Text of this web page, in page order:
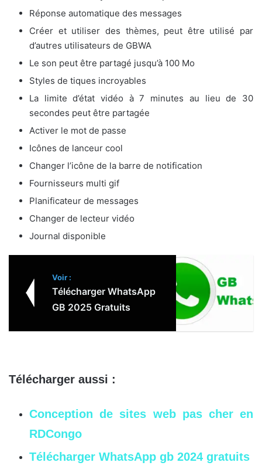
Réponse automatique des messages
Créer et utiliser des thèmes, peut être utilisé par
d’autres utilisateurs de GBWA
Le son peut être partagé jusqu’à 100 Mo
Styles de tiques incroyables
La limite d’état vidéo à 7 minutes au lieu de 30
secondes peut être partagée
Activer le mot de passe
Icônes de lanceur cool
Changer l’icône de la barre de notification
Fournisseurs multi gif
Planificateur de messages
Changer de lecteur vidéo
Journal disponible
Voir :
Télécharger WhatsApp
GB 2025 Gratuits
Télécharger aussi :
Conception de sites web pas cher en
RDCongo
Télécharger WhatsApp gb 2024 gratuits